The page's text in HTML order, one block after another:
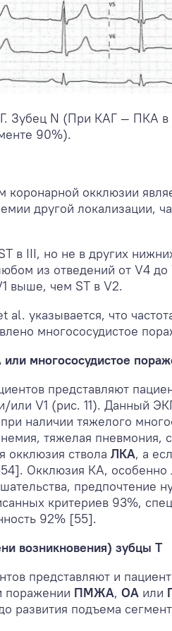
Зубец N (При КАГ — ПКА
90%).
окклюзии
другой локализации,
в III, но не в других
из отведений от V4
выше, чем ST в V2.
al. указывается, что
многососудистое
многососудистое
представляют
или V1 (рис. 11). Данный
наличии тяжелого
тяжелая пневмония,
окклюзия ствола ЛКА, а
Окклюзия КА, особенно
предпочтение
критериев 93%,
92% [55].
возникновения) зубцы Т
представляют и
поражении ПМЖА, ОА или
развития подъема